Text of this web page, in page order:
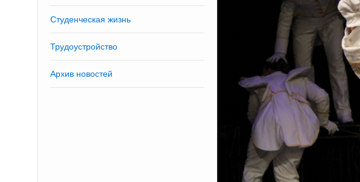
Студенческая жизнь
Трудоустройство
Архив новостей